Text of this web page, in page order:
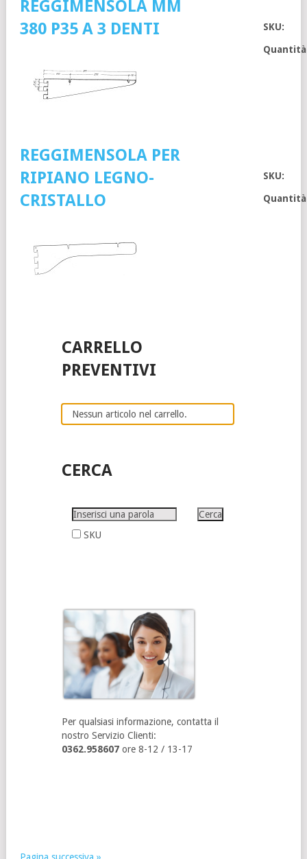
REGGIMENSOLA MM
380 P35 A 3 DENTI
SKU:
REGGIMENSOLA PER
RIPIANO LEGNO-
CRISTALLO
SKU:
CARRELLO
PREVENTIVI
Nessun articolo nel carrello.
CERCA
SKU
Per qualsiasi informazione, contatta il
nostro Servizio Clienti:
0362.958607ore 8-12 / 13-17